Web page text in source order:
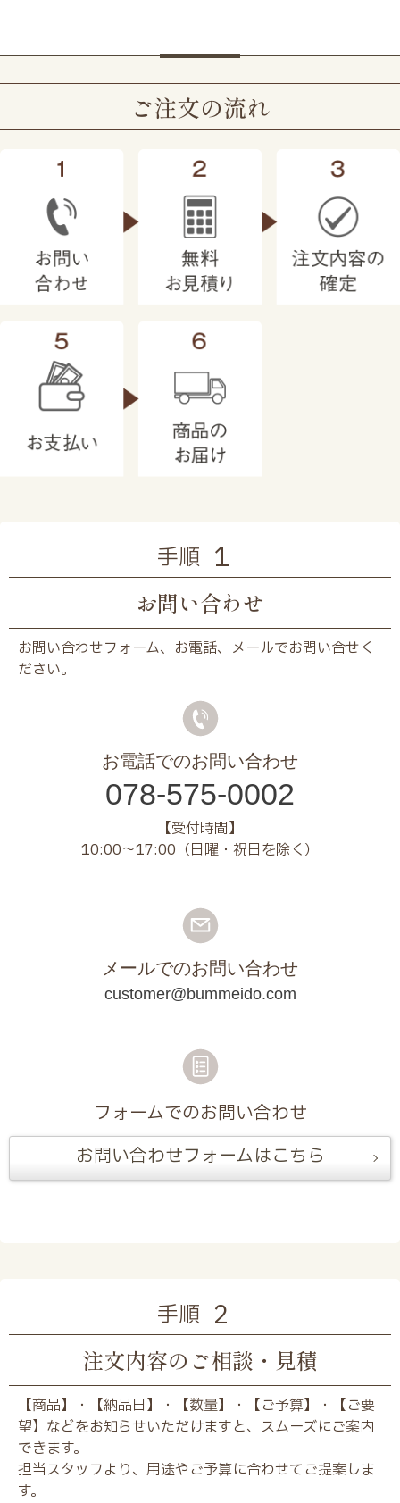
ご注文の流れ
手順 1
お問い合わせ
お問い合わせフォーム、お電話、メールでお問い合せく
ださい。
お電話でのお問い合わせ
078-575-0002
【受付時間】
10:00～17:00（日曜・祝日を除く）
メールでのお問い合わせ
customer@bummeido.com
フォームでのお問い合わせ
お問い合わせフォームはこちら
手順 2
注文内容のご相談・見積
【商品】・【納品日】・【数量】・【ご予算】・【ご要
望】などをお知らせいただけますと、スムーズにご案内
できます。
担当スタッフより、用途やご予算に合わせてご提案しま
す。